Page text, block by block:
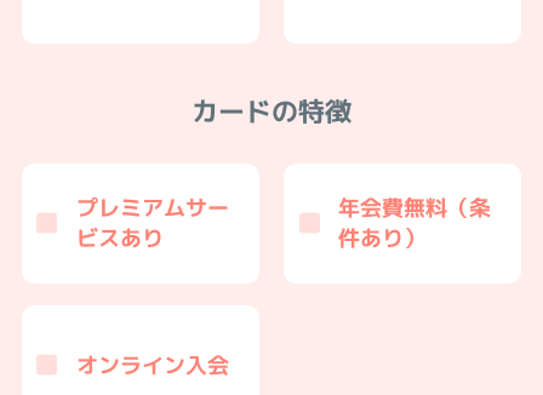
カードの特徴
プレミアムサー
ビスあり
年会費無料（条
件あり）
オンライン入会